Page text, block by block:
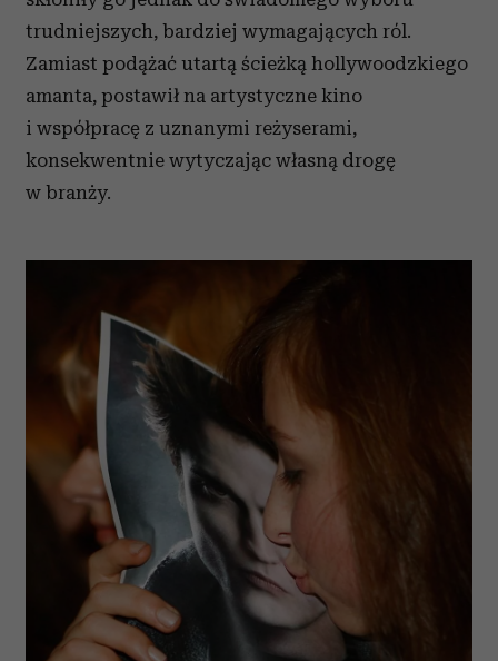
trudniejszych, bardziej wymagających ról.
Zamiast podążać utartą ścieżką hollywoodzkiego
amanta, postawił na artystyczne kino
i współpracę z uznanymi reżyserami,
konsekwentnie wytyczając własną drogę
w branży.